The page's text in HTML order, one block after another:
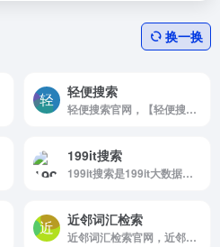
换一换
轻便搜索
轻便搜索官网，【轻便搜索】综合了网页，新闻，购物，电影，小说，游戏，软件，百度云资源，网盘资源，百度网盘搜索，图片搜索，BT番号搜索神器，磁力搜索引擎，种子搜索网站。综合搜索功能，以轻便快捷实用为宗旨，力求打造最权威的新一代综合搜索引擎。
199it搜索
199it搜索是199it大数据搜索引擎
近邻词汇检索
近邻词汇检索官网，近邻词汇检索，一个能够查找近似短语和相关术语的工具。支持检索成语，诗歌流行语。多种姿势夸人，写文助手，文案灵感。